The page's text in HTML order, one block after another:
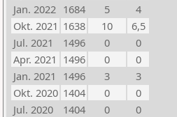
Jan. 2022 1684 5
4
Okt. 2021 1638 10
6,5
Jul. 2021
1496 0
0
Apr. 2021 1496 0
0
Jan. 2021
1496 3
3
Okt. 2020 1404 0
0
Jul. 2020
1404 0
0